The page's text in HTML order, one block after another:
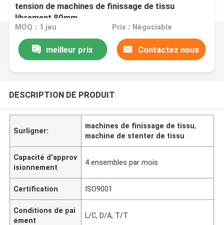
tension de machines de finissage de tissu
librement 80mm
MOQ：1 jeu Prix：Négociable
meilleur prix Contactez nous
DESCRIPTION DE PRODUIT
Surligner:
machines de finissage de tissu,
machine de stenter de tissu
Capacité d'approv
isionnement
4 ensembles par mois
Certification ISO9001
Conditions de pai
ement
L/C, D/A, T/T